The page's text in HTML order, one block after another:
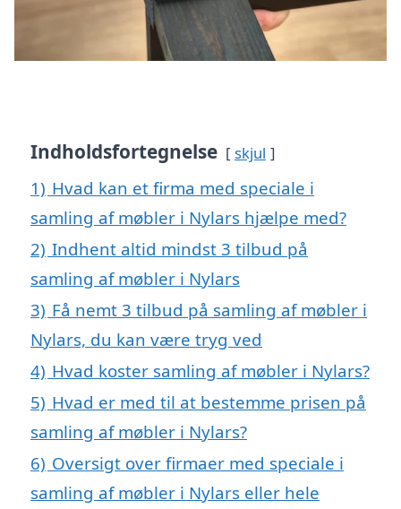
Indholdsfortegnelse skjul
1) Hvad kan et firma med speciale i
samling af møbler i Nylars hjælpe med?
2) Indhent altid mindst 3 tilbud på
samling af møbler i Nylars
3) Få nemt 3 tilbud på samling af møbler i
Nylars, du kan være tryg ved
4) Hvad koster samling af møbler i Nylars?
5) Hvad er med til at bestemme prisen på
samling af møbler i Nylars?
6) Oversigt over firmaer med speciale i
samling af møbler i Nylars eller hele